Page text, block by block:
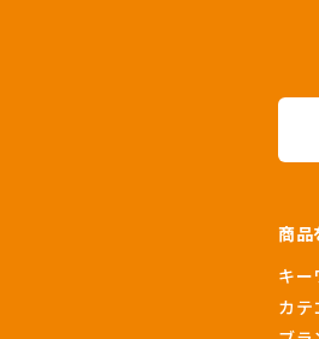
商品
キー
カテ